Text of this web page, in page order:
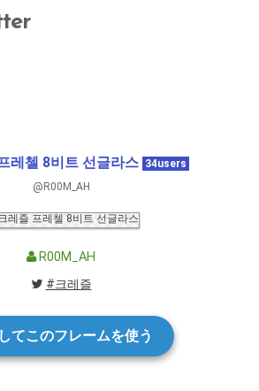
레첼 8비트 선글라스 34users
@R00M_AH
R00M_AH
#크레즐
てこのフレームを使う